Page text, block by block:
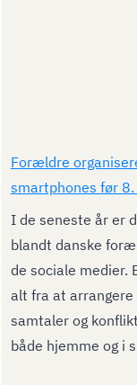
Forældre
smartphones før 8.
I de seneste år er
blandt danske
de sociale medier.
alt fra at
samtaler og
både hjemme og i